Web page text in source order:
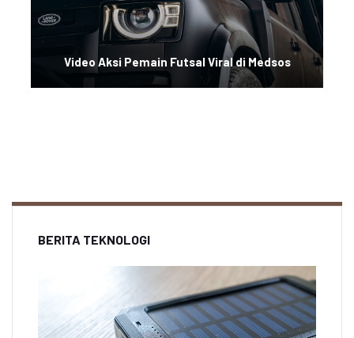
Video Aksi Pemain Futsal Viral di Medsos
BERITA TEKNOLOGI